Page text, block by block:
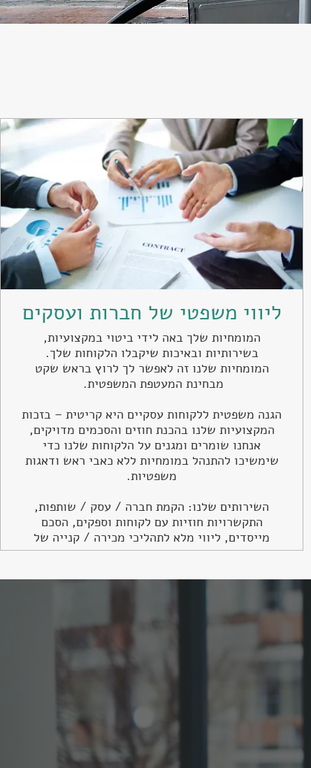
ליווי משפטי של חברות ועסקים
המומחיות שלך באה לידי ביטוי במקצועיות,
בשירותיות ובאיכות שיקבלו הלקוחות שלך.
המומחיות שלנו זה לאפשר לך לרוץ בראש שקט
מבחינת המעטפת המשפטית.
הגנה משפטית ללקוחות עסקיים היא קריטית – בזכות
המקצועיות שלנו בהכנת חוזים והסכמים מדויקים,
אנחנו שומרים ומגנים על הלקוחות שלנו כדי
שימשיכו להתנהל במומחיות ללא כאבי ראש ודאגות
משפטיות.
השירותים שלנו: הקמת חברה / עסק / שותפות,
התקשרויות חוזיות עם לקוחות וספקים, הסכם
מייסדים, ליווי מלא לתהליכי מכירה / קנייה של
עסקים ועוד.